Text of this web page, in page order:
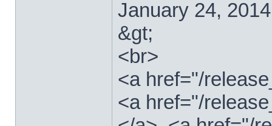
January 24, 2014
&gt;
<br>
<a href="/
<a href="/